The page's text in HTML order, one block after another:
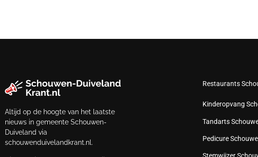
Altijd op de hoogte van het laatste
nieuws in gemeente Schouwen-
Duiveland via
schouwenduivelandkrant.nl.
Restaurants
Kinderopvang
Tandarts
Pedicure